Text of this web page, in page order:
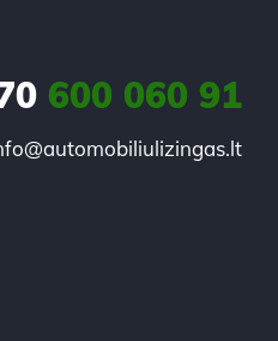
600 060 91